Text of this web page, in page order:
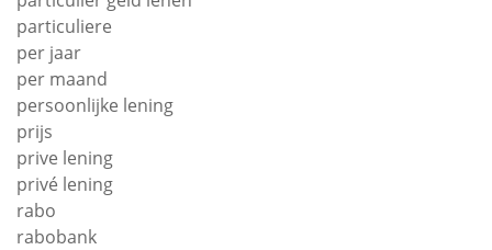
particuliere
per jaar
per maand
persoonlijke lening
prijs
prive lening
privé lening
rabo
rabobank